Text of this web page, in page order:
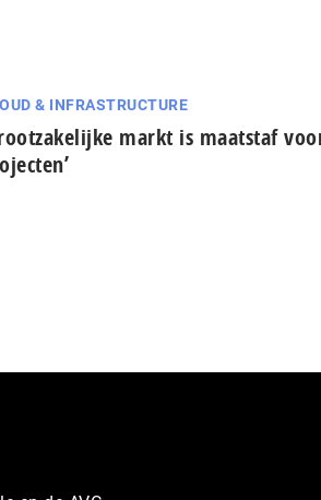
& INFRASTRUCTURE
markt is maatstaf